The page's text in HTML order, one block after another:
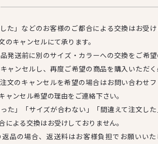
た」などのお客様のご都合による交換はお受け
のキャンセルにて承ります。
発送前に別のサイズ・カラーへの交換をご希
ャンセルし、再度ご希望の商品を購入いただ
文のキャンセルを希望の場合はお問い合わせ
ャンセル希望の理由をご連絡下さい。
た」「サイズが合わない」「間違えて注文し
による交換はお受けしておりません。
返品の場合、返送料はお客様負担でお願いいた